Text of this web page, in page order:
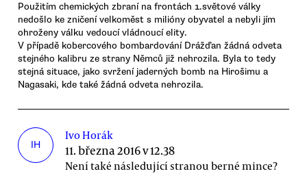
Použitím chemických zbraní na frontách 1.světové války
nedošlo ke zničení velkoměst s milióny obyvatel a nebyli jím
ohroženy válku vedoucí vládnoucí elity.
V případě kobercového bombardování Drážďan žádná odveta
stejného kalibru ze strany Němců již nehrozila. Byla to tedy
stejná situace, jako svržení jaderných bomb na Hirošimu a
Nagasaki, kde také žádná odveta nehrozila.
IH
Ivo Horák
11. března 2016 v 12.38
Není také následující stranou berné mince?